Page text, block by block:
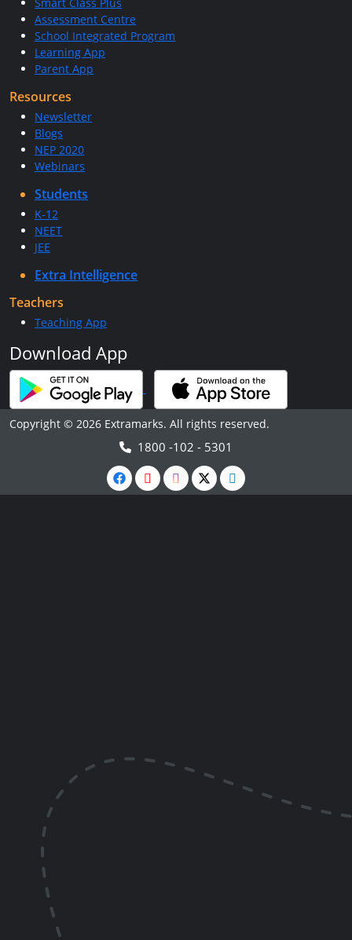
Assessment Centre
School Integrated Program
Learning App
Parent App
Resources
Newsletter
Blogs
NEP 2020
Webinars
Students
K-12
NEET
JEE
Extra Intelligence
Teachers
Teaching App
Download App
Copyright © 2026 Extramarks. All rights reserved.
1800 -102 - 5301